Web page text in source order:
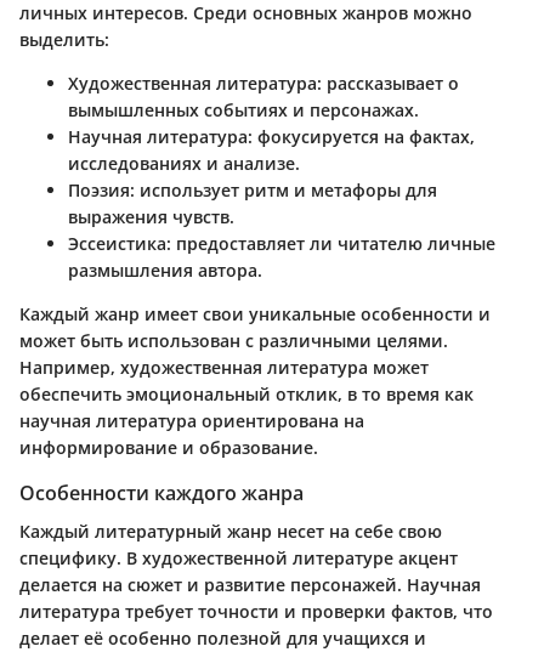
личных интересов. Среди основных жанров можно
выделить:
Художественная литература: рассказывает о
вымышленных событиях и персонажах.
Научная литература: фокусируется на фактах,
исследованиях и анализе.
Поэзия: использует ритм и метафоры для
выражения чувств.
Эссеистика: предоставляет ли читателю личные
размышления автора.
Каждый жанр имеет свои уникальные особенности и
может быть использован с различными целями.
Например, художественная литература может
обеспечить эмоциональный отклик, в то время как
научная литература ориентирована на
информирование и образование.
Особенности каждого жанра
Каждый литературный жанр несет на себе свою
специфику. В художественной литературе акцент
делается на сюжет и развитие персонажей. Научная
литература требует точности и проверки фактов, что
делает её особенно полезной для учащихся и